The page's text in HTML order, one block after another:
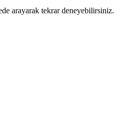
arayarak tekrar deneyebilirsiniz.